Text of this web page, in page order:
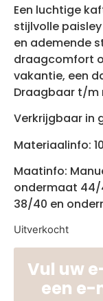
Een luchtige
stijlvolle
en ademende
draagcomfort
vakantie, een
Draagbaar t/m
Verkrijgbaar in
Materiaalinfo:
Maatinfo:
ondermaat 44/
38/40 en
Uitverkocht
Vul uw
een e-